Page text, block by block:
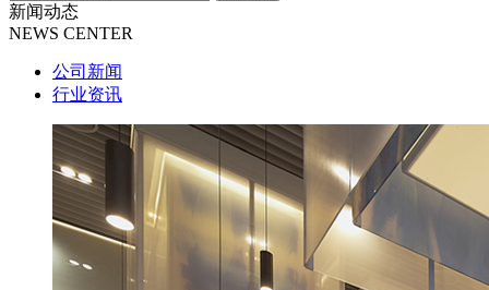
新闻动态
NEWS CENTER
公司新闻
行业资讯